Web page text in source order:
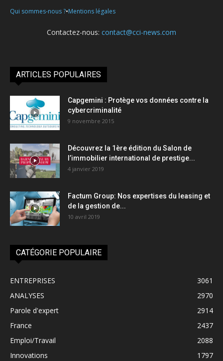
Qui sommes-nous ?•Mentions légales
Contactez-nous: contact@cci-news.com
ARTICLES POPULAIRES
Capgemini : Protège vos données contre la
cybercriminalité
9 novembre 2015
Découvrez la 1ère édition du Salon de
l’immobilier international de prestige...
4 janvier 2019
Factum Group: Nos expertises du leasing et
de la gestion de...
10 avril 2019
CATÉGORIE POPULAIRE
ENTREPRISES
3061
ANALYSES
2970
Parole d'expert
2914
France
2437
Emploi/Travail
2088
Innovations
1797